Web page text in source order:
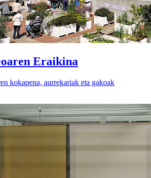
Eraikina
kokapena, aurrekariak eta gakoak